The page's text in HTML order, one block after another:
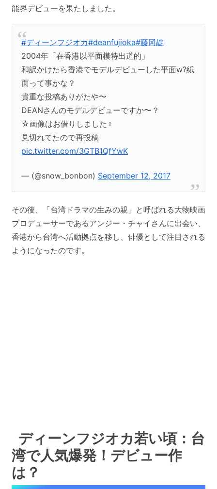
能界デビューを果たしました。
#ディーンフジオカ#deanfujioka#藤冈靛
2004年「在香港以平面模特出道的」
和訳かけたら香港でモデルデビューした平面w?紙
面って事かな？
貴重な投稿ありがたや〜
DEANさんのモデルデビューですか〜？
☆画像はお借りしました‍♀️
見切れてたので再投稿
pic.twitter.com/3GTB1QfYwK
— (@snow_bonbon) September 12, 2017
その後、「台湾ドラマの生みの親」と呼ばれる大物映画
プロデューサーであるアンジー・チャイさんに出会い、
香港から台湾へ活動拠点を移し、俳優として注目される
ようになったのです。
ディーンフジオカ若い頃：台
湾で人気爆発！デビュー作
は？